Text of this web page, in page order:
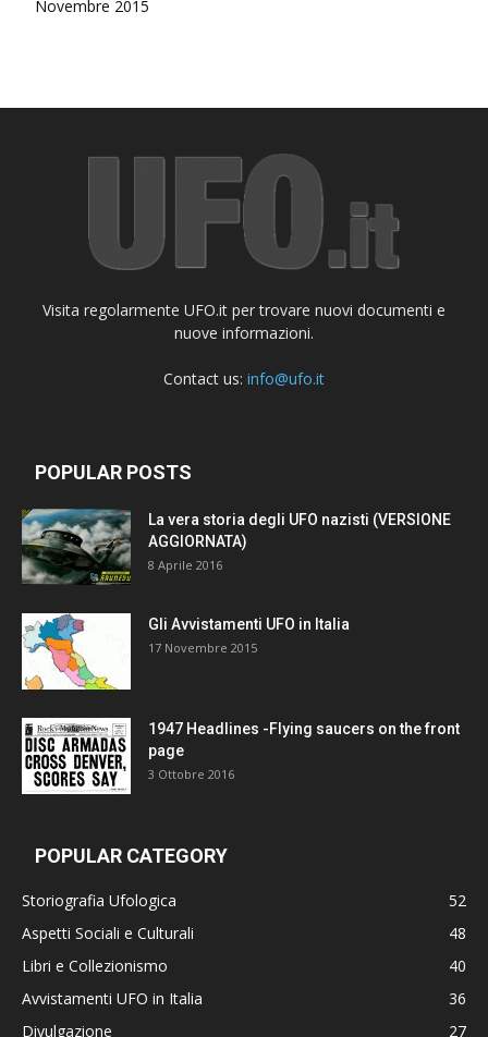
Novembre 2015
Visita regolarmente UFO.it per trovare nuovi documenti e
nuove informazioni.
Contact us: info@ufo.it
POPULAR POSTS
La vera storia degli UFO nazisti (VERSIONE
AGGIORNATA)
8 Aprile 2016
Gli Avvistamenti UFO in Italia
17 Novembre 2015
1947 Headlines -Flying saucers on the front
page
3 Ottobre 2016
POPULAR CATEGORY
Storiografia Ufologica
52
Aspetti Sociali e Culturali
48
Libri e Collezionismo
40
Avvistamenti UFO in Italia
36
Divulgazione
27